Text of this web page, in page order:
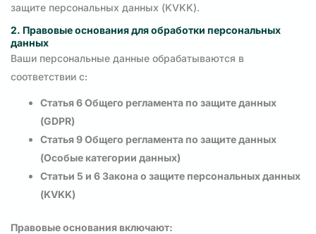
защите персональных данных (KVKK).
2. Правовые основания для обработки персональных
данных
Ваши персональные данные обрабатываются в
соответствии с:
Статья 6 Общего регламента по защите данных
(GDPR)
Статья 9 Общего регламента по защите данных
(Особые категории данных)
Статьи 5 и 6 Закона о защите персональных данных
(KVKK)
Правовые основания включают: